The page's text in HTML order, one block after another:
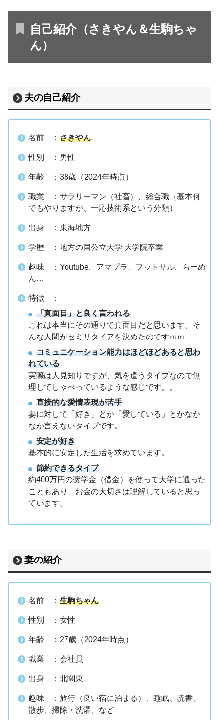
自己紹介（さきやん＆生駒ちゃ
ん）
夫の自己紹介
名前 ： さきやん
性別 ：男性
年齢 ：38歳（2024年時点）
職業 ：サラリーマン（社畜）、総合職（基本何
でもやりますが、一応技術系という分類）
出身 ：東海地方
学歴 ：地方の国公立大学 大学院卒業
趣味 ：Youtube、アマプラ、フットサル、らーめ
ん…
特徴 ：
「真面目」と良く言われる
これは本当にその通りで真面目だと思います。そ
んな人間がセミリタイアを決めたのですｍｍ
コミュニケーション能力はほどほどあると思わ
れている
実際は人見知りですが、気を遣うタイプなので無
理してしゃべっているような感じです。。
直接的な愛情表現が苦手
妻に対して「好き」とか「愛している」とかなか
なか言えないタイプです。
安定が好き
基本的に安定した生活を求めています。
節約できるタイプ
約400万円の奨学金（借金）を使って大学に通った
こともあり、お金の大切さは理解していると思っ
ています。
妻の紹介
名前 ： 生駒ちゃん
性別 ：女性
年齢 ：27歳（2024年時点）
職業 ：会社員
出身 ：北関東
趣味 ：旅行（良い宿に泊まる）、睡眠、読書、
散歩、掃除・洗濯、など